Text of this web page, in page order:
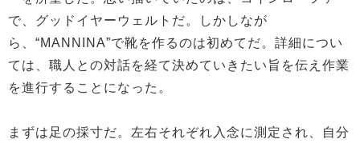
で、グッドイヤーウェルトだ。しかしなが
ら、“MANNINA”で靴を作るのは初めてだ。詳細につい
ては、職人との対話を経て決めていきたい旨を伝え作業
を進行することになった。
まずは足の採寸だ。左右それぞれ入念に測定され、自分